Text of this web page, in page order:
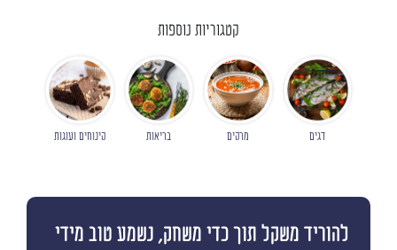
קטגוריות נוספות
דגים מרקים בריאות קינוחים ועוגות
להוריד משקל תוך כדי משחק, נשמע טוב מידי